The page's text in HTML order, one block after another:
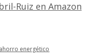
Ruiz en Amazon
ahorro energético